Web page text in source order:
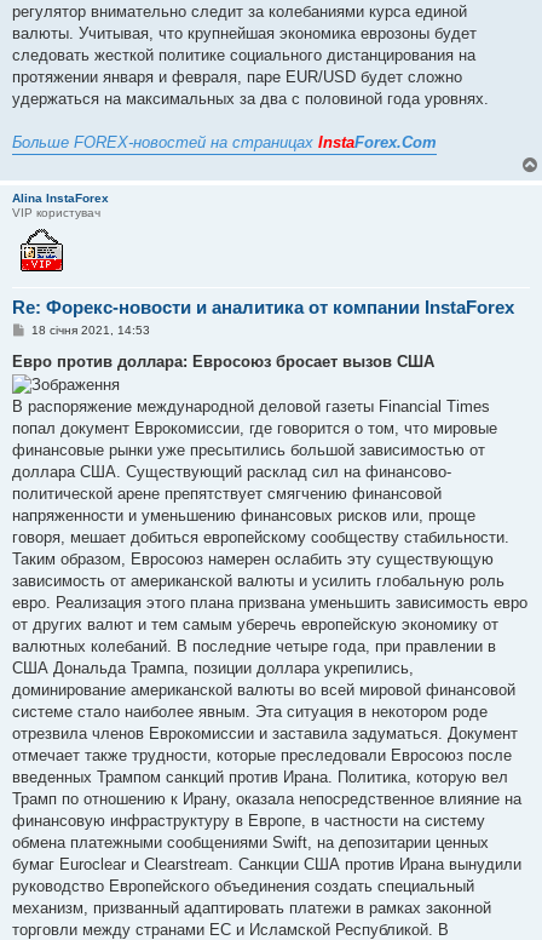
регулятор внимательно следит за колебаниями курса единой
валюты. Учитывая, что крупнейшая экономика еврозоны будет
следовать жесткой политике социального дистанцирования на
протяжении января и февраля, паре EUR/USD будет сложно
удержаться на максимальных за два с половиной года уровнях.
Больше FOREX-новостей на страницах InstaForex.Com
Alina InstaForex
VIP користувач
Re: Форекс-новости и аналитика от компании InstaForex
П
в
і
д
о
м
л
е
н
н
я
18 січня 2021, 14:53
Евро против доллара: Евросоюз бросает вызов США
В распоряжение международной деловой газеты Financial Times
попал документ Еврокомиссии, где говорится о том, что мировые
финансовые рынки уже пресытились большой зависимостью от
доллара США. Существующий расклад сил на финансово-
политической арене препятствует смягчению финансовой
напряженности и уменьшению финансовых рисков или, проще
говоря, мешает добиться европейскому сообществу стабильности.
Таким образом, Евросоюз намерен ослабить эту существующую
зависимость от американской валюты и усилить глобальную роль
евро. Реализация этого плана призвана уменьшить зависимость евро
от других валют и тем самым уберечь европейскую экономику от
валютных колебаний. В последние четыре года, при правлении в
США Дональда Трампа, позиции доллара укрепились,
доминирование американской валюты во всей мировой финансовой
системе стало наиболее явным. Эта ситуация в некотором роде
отрезвила членов Еврокомиссии и заставила задуматься. Документ
отмечает также трудности, которые преследовали Евросоюз после
введенных Трампом санкций против Ирана. Политика, которую вел
Трамп по отношению к Ирану, оказала непосредственное влияние на
финансовую инфраструктуру в Европе, в частности на систему
обмена платежными сообщениями Swift, на депозитарии ценных
бумаг Euroclear и Clearstream. Санкции США против Ирана вынудили
руководство Европейского объединения создать специальный
механизм, призванный адаптировать платежи в рамках законной
торговли между странами ЕС и Исламской Республикой. В